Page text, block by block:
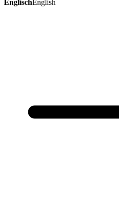
EnglischEnglish